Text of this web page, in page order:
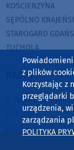
KOŚCIERZYNA
SĘPÓLNO
STAROGARD
TUCHOLA
RADIO
O WEEKEND FM
REKLAMA
ZASIĘG
z plików
Korzystając z
przeglądarki
urządzenia,
zarządzania
POLITYKA